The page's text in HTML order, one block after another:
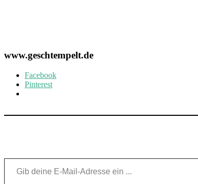
www.geschtempelt.de
Facebook
Pinterest
Gib deine E-Mail-Adresse ein ...